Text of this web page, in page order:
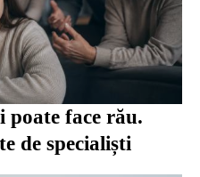
face rău.
de specialiști